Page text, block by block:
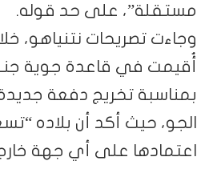
مستقلة”، على حد قوله.
وجاءت تصريحات نتنياهو،
أُقيمت في قاعدة جوية
بمناسبة تخريج دفعة
الجو، حيث أكد أن بلاده
اعتمادها على أي جهة